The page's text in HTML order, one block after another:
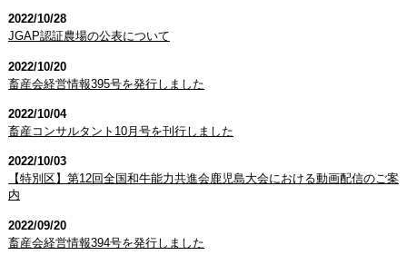
2022/10/28
JGAP認証農場の公表について
2022/10/20
畜産会経営情報395号を発行しました
2022/10/04
畜産コンサルタント10月号を刊行しました
2022/10/03
【特別区】第12回全国和牛能力共進会鹿児島大会における動画配信のご案
内
2022/09/20
畜産会経営情報394号を発行しました